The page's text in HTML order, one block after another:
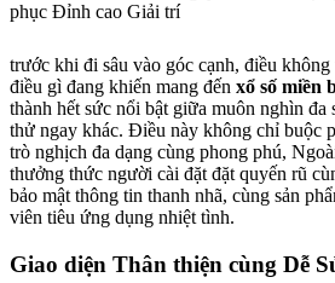
trước khi đi sâu vào góc cạnh, điều
điều gì đang khiến mang đến xổ số miền
thành hết sức nổi bật giữa muôn nghìn đa
thử ngay khác. Điều này không chỉ buộc
trò nghịch đa dạng cùng phong phú,
thưởng thức người cài đặt đặt quyến rũ
bảo mật thông tin thanh nhã, cùng sản
viên tiêu ứng dụng nhiệt tình.
Giao diện Thân thiện cùng Dễ